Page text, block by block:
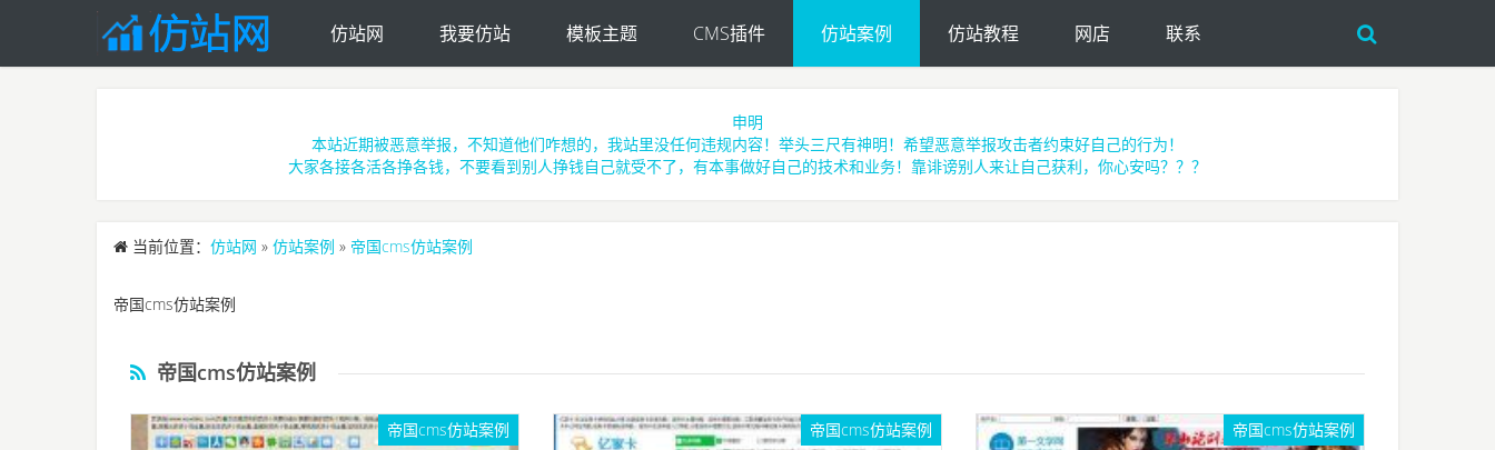
仿站网 我要仿站 模板主题 CMS插件 仿站案例 仿站教程 网店 联系
申明
本站近期被恶意举报，不知道他们咋想的，我站里没任何违规内容！举头三尺有神明！希望恶意举报攻击者约束好自己的行为！
大家各接各活各挣各钱，不要看到别人挣钱自己就受不了，有本事做好自己的技术和业务！靠诽谤别人来让自己获利，你心安吗？？？
当前位置： 仿站网 » 仿站案例 » 帝国cms仿站案例
帝国cms仿站案例
帝国cms仿站案例
帝国cms仿站案例 帝国cms仿站案例 帝国cms仿站案例